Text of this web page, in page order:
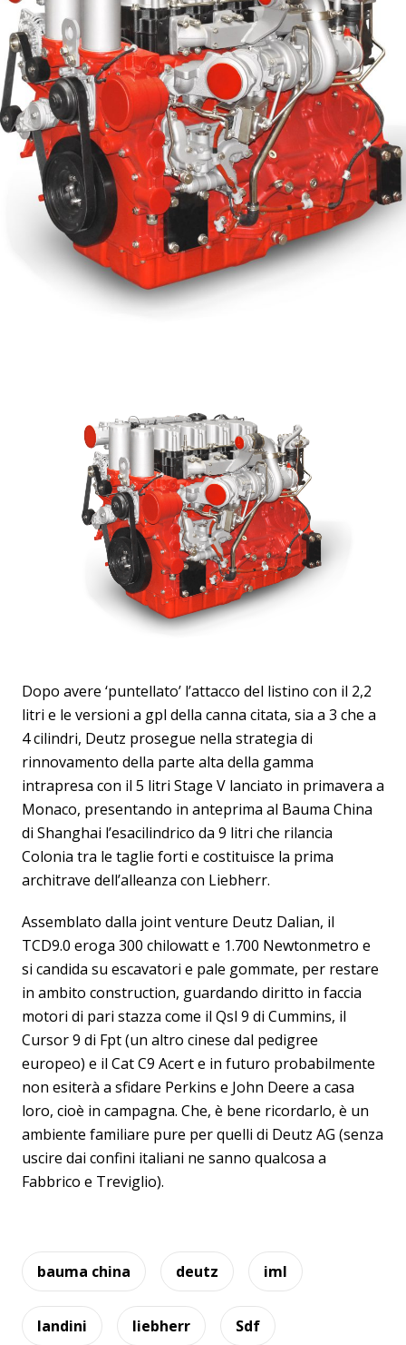
Dopo avere ‘puntellato’ l’attacco del listino con il 2,2
litri e le versioni a gpl della canna citata, sia a 3 che a
4 cilindri, Deutz prosegue nella strategia di
rinnovamento della parte alta della gamma
intrapresa con il 5 litri Stage V lanciato in primavera a
Monaco, presentando in anteprima al Bauma China
di Shanghai l’esacilindrico da 9 litri che rilancia
Colonia tra le taglie forti e costituisce la prima
architrave dell’alleanza con Liebherr.
Assemblato dalla joint venture Deutz Dalian, il
TCD9.0 eroga 300 chilowatt e 1.700 Newtonmetro e
si candida su escavatori e pale gommate, per restare
in ambito construction, guardando diritto in faccia
motori di pari stazza come il Qsl 9 di Cummins, il
Cursor 9 di Fpt (un altro cinese dal pedigree
europeo) e il Cat C9 Acert e in futuro probabilmente
non esiterà a sfidare Perkins e John Deere a casa
loro, cioè in campagna. Che, è bene ricordarlo, è un
ambiente familiare pure per quelli di Deutz AG (senza
uscire dai confini italiani ne sanno qualcosa a
Fabbrico e Treviglio).
bauma china deutz iml
landini liebherr Sdf